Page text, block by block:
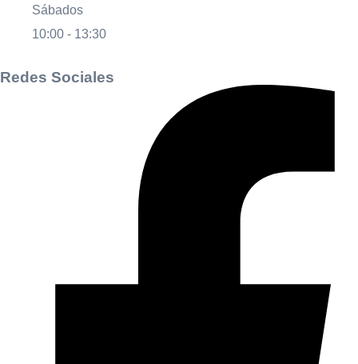
Sábados
10:00 - 13:30
Redes Sociales